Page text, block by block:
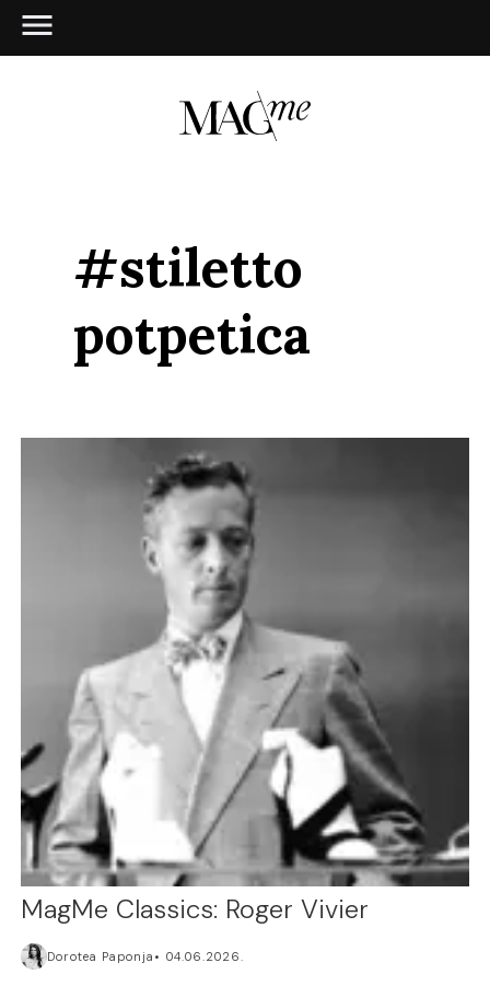
#stiletto
potpetica
MagMe Classics: Roger Vivier
Dorotea Paponja 04.06.2026.